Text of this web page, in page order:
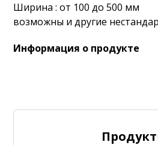
Ширина : от 100 до 500 мм
возможны и другие
Информация о продукте